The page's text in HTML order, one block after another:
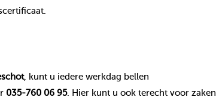
, kunt u iedere werkdag bellen
035-760 06 95. Hier kunt u ook terecht voor zaken